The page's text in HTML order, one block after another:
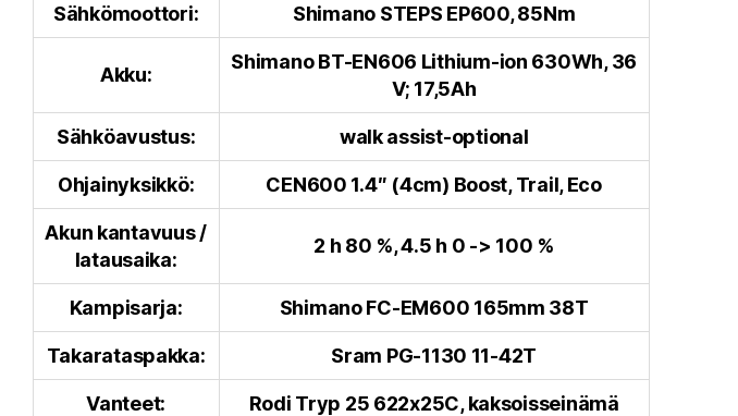
Sähkömoottori: Shimano STEPS EP600, 85Nm
Akku:
Shimano BT-EN606 Lithium-ion 630Wh, 36
V; 17,5Ah
Sähköavustus: walk assist-optional
Ohjainyksikkö: CEN600 1.4″ (4cm) Boost, Trail, Eco
Akun kantavuus /
latausaika:
2 h 80 %, 4.5 h 0 -> 100 %
Kampisarja: Shimano FC-EM600 165mm 38T
Takarataspakka: Sram PG-1130 11-42T
Vanteet: Rodi Tryp 25 622x25C, kaksoisseinämä